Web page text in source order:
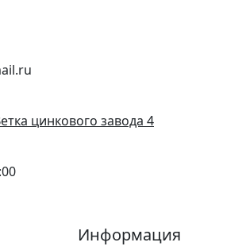
цинкового завода 4
Информация